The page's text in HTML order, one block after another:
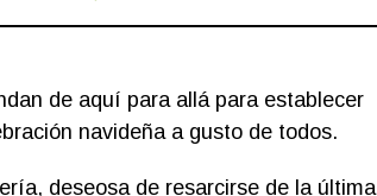
de aquí para allá para establecer
navideña a gusto de todos.
deseosa de resarcirse de la última